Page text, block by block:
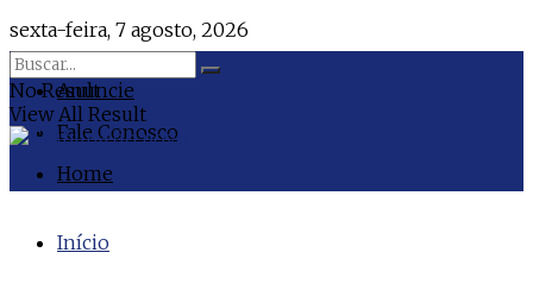
sexta-feira, 7 agosto, 2026
Anuncie
Fale Conosco
Home
No Result
View All Result
Início